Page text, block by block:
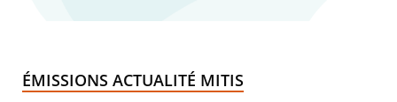
ÉMISSIONS ACTUALITÉ MITIS